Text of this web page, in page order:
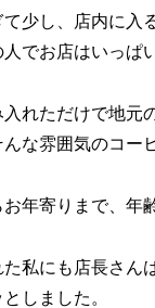
少し、
店内に入
でお店はいっぱい
れただけで地元
な雰囲気のコー
年寄りまで、年
私にも店長さん
しました。